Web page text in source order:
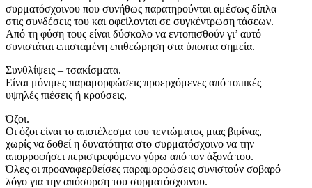
συρματόσχοινου που συνήθως παρατηρούνται αμέσως δίπλα
στις συνδέσεις του και οφείλονται σε συγκέντρωση τάσεων.
Από τη φύση τους είναι δύσκολο να εντοπισθούν γι’ αυτό
συνιστάται επισταμένη επιθεώρηση στα ύποπτα σημεία.
Συνθλίψεις – τσακίσματα.
Είναι μόνιμες παραμορφώσεις προερχόμενες από τοπικές
υψηλές πιέσεις ή κρούσεις.
Όζοι.
Οι όζοι είναι το αποτέλεσμα του τεντώματος μιας βιρίνας,
χωρίς να δοθεί η δυνατότητα στο συρματόσχοινο να την
απορροφήσει περιστρεφόμενο γύρω από τον άξονά του.
Όλες οι προαναφερθείσες παραμορφώσεις συνιστούν σοβαρό
λόγο για την απόσυρση του συρματόσχοινου.